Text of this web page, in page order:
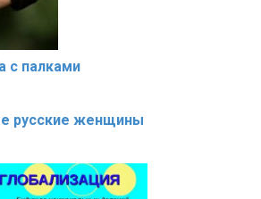
с палками
русские женщины